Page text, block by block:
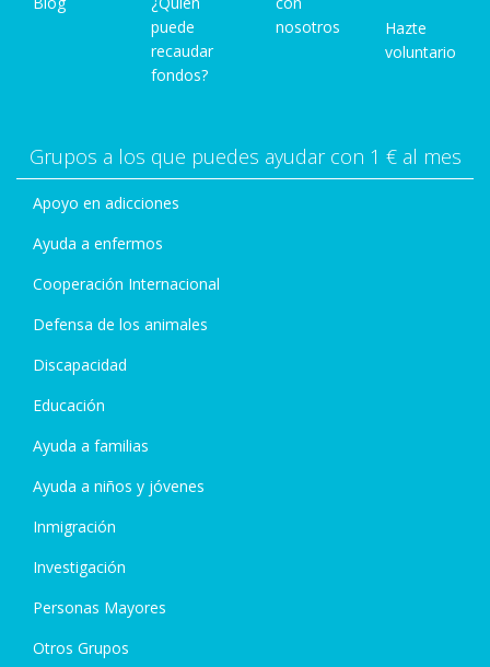
puede
recaudar
fondos?
nosotros
Hazte
voluntario
Grupos a los que puedes ayudar con 1 € al mes
Apoyo en adicciones
Ayuda a enfermos
Cooperación Internacional
Defensa de los animales
Discapacidad
Educación
Ayuda a familias
Ayuda a niños y jóvenes
Inmigración
Investigación
Personas Mayores
Otros Grupos